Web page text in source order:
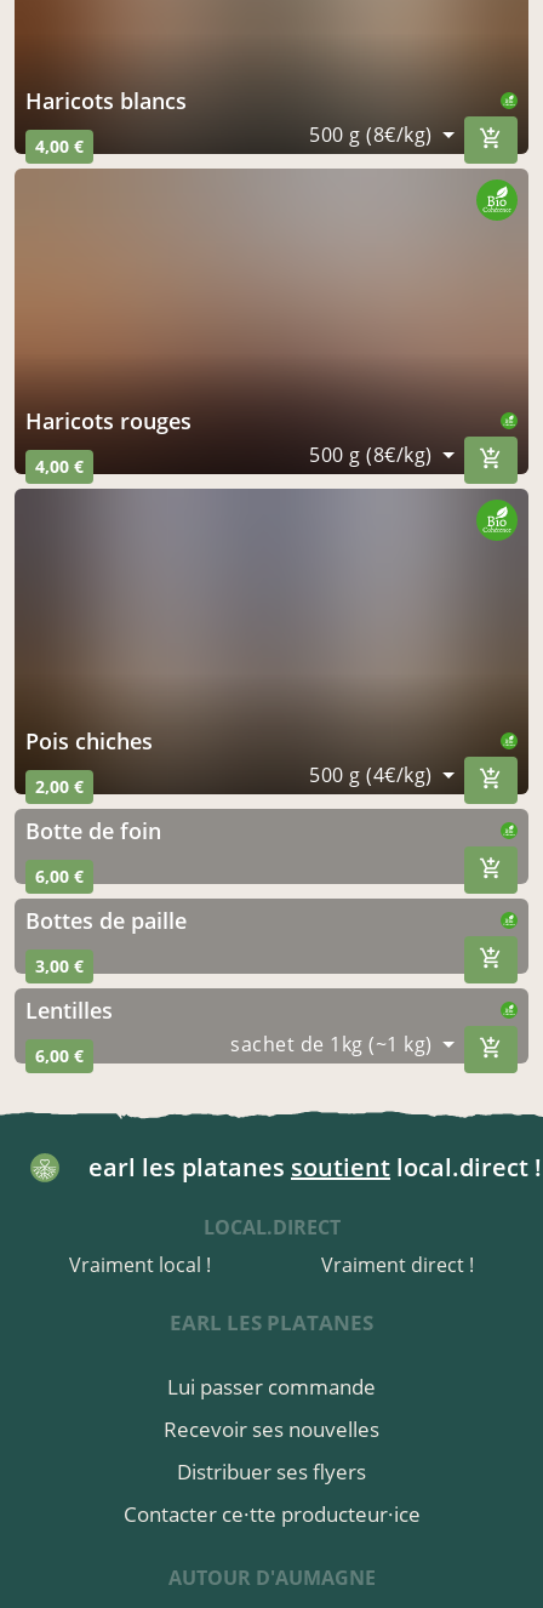
haricots blancs
4,00 € 500 g (8€/kg)
haricots rouges
4,00 € 500 g (8€/kg)
pois chiches
2,00 € 500 g (4€/kg)
botte de foin
6,00 €
bottes de paille
3,00 €
Lentilles
6,00 € sachet de 1kg (~1 kg)
earl les platanes soutient local.direct !
LOCAL.DIRECT
Vraiment local !
Vraiment direct !
EARL LES PLATANES
Lui passer commande
Recevoir ses nouvelles
Distribuer ses flyers
Contacter ce·tte producteur·ice
AUTOUR D'AUMAGNE